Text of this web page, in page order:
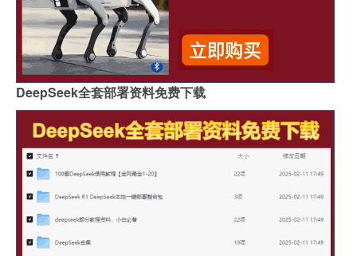
DeepSeek全套部署资料免费下载